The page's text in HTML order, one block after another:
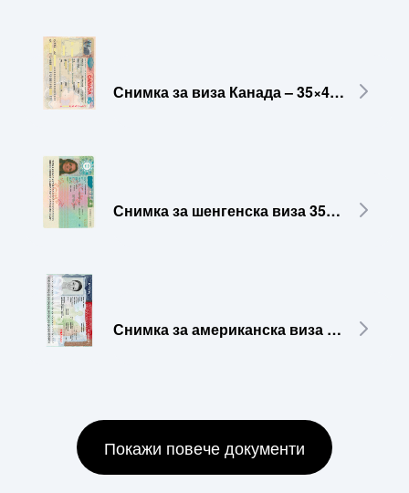
Снимка за виза Канада – 35×45 мм
Снимка за шенгенска виза 35x45 мм
Снимка за американска виза 2x2 инча (51x51 мм)
Покажи повече документи